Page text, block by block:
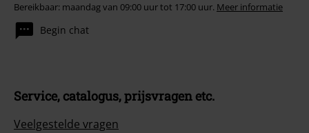
Bereikbaar: maandag van 09:00 uur tot 17:00 uur. Meer informatie
Begin chat
Service, catalogus, prijsvragen etc.
Veelgestelde vragen